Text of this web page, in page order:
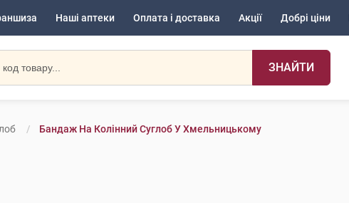
Наші аптеки Оплата і доставка Акції Добрі ціни
ЗНАЙТИ
Бандаж На Колінний Суглоб У Хмельницькому